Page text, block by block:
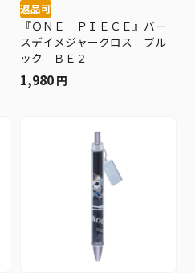
返品可
『ＯＮＥ ＰＩＥＣＥ』バー
スデイメジャークロス ブル
ック ＢＥ２
1,980 円